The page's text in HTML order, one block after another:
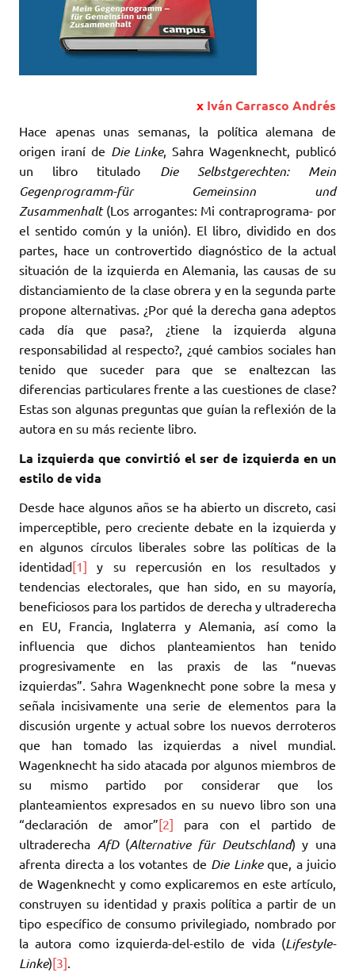
x Iván Carrasco Andrés
Hace apenas unas semanas, la política alemana de
origen iraní de Die Linke, Sahra Wagenknecht, publicó
un libro titulado Die Selbstgerechten: Mein
Gegenprogramm-für Gemeinsinn und
Zusammenhalt (Los arrogantes: Mi contraprograma- por
el sentido común y la unión). El libro, dividido en dos
partes, hace un controvertido diagnóstico de la actual
situación de la izquierda en Alemania, las causas de su
distanciamiento de la clase obrera y en la segunda parte
propone alternativas. ¿Por qué la derecha gana adeptos
cada día que pasa?, ¿tiene la izquierda alguna
responsabilidad al respecto?, ¿qué cambios sociales han
tenido que suceder para que se enaltezcan las
diferencias particulares frente a las cuestiones de clase?
Estas son algunas preguntas que guían la reflexión de la
autora en su más reciente libro.
La izquierda que convirtió el ser de izquierda en un
estilo de vida
Desde hace algunos años se ha abierto un discreto, casi
imperceptible, pero creciente debate en la izquierda y
en algunos círculos liberales sobre las políticas de la
identidad[1] y su repercusión en los resultados y
tendencias electorales, que han sido, en su mayoría,
beneficiosos para los partidos de derecha y ultraderecha
en EU, Francia, Inglaterra y Alemania, así como la
influencia que dichos planteamientos han tenido
progresivamente en las praxis de las “nuevas
izquierdas”. Sahra Wagenknecht pone sobre la mesa y
señala incisivamente una serie de elementos para la
discusión urgente y actual sobre los nuevos derroteros
que han tomado las izquierdas a nivel mundial.
Wagenknecht ha sido atacada por algunos miembros de
su mismo partido por considerar que los
planteamientos expresados en su nuevo libro son una
“declaración de amor”[2] para con el partido de
ultraderecha AfD (Alternative für Deutschland) y una
afrenta directa a los votantes de Die Linkeque, a juicio
de Wagenknecht y como explicaremos en este artículo,
construyen su identidad y praxis política a partir de un
tipo específico de consumo privilegiado, nombrado por
la autora como izquierda-del-estilo de vida (Lifestyle-
Linke)[3].